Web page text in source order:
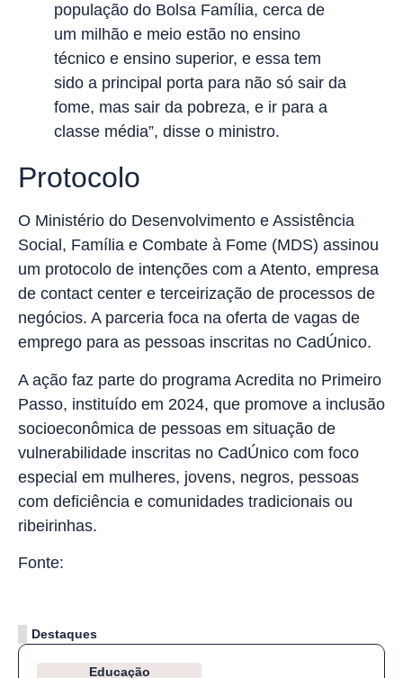
população do Bolsa Família, cerca de
um milhão e meio estão no ensino
técnico e ensino superior, e essa tem
sido a principal porta para não só sair da
fome, mas sair da pobreza, e ir para a
classe média”, disse o ministro.
Protocolo
O Ministério do Desenvolvimento e Assistência
Social, Família e Combate à Fome (MDS) assinou
um protocolo de intenções com a Atento, empresa
de contact center e terceirização de processos de
negócios. A parceria foca na oferta de vagas de
emprego para as pessoas inscritas no CadÚnico.
A ação faz parte do programa Acredita no Primeiro
Passo, instituído em 2024, que promove a inclusão
socioeconômica de pessoas em situação de
vulnerabilidade inscritas no CadÚnico com foco
especial em mulheres, jovens, negros, pessoas
com deficiência e comunidades tradicionais ou
ribeirinhas.
Fonte:
Destaques
Educação